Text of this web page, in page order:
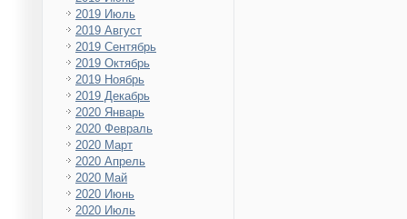
2019 Июль
2019 Август
2019 Сентябрь
2019 Октябрь
2019 Ноябрь
2019 Декабрь
2020 Январь
2020 Февраль
2020 Март
2020 Апрель
2020 Май
2020 Июнь
2020 Июль